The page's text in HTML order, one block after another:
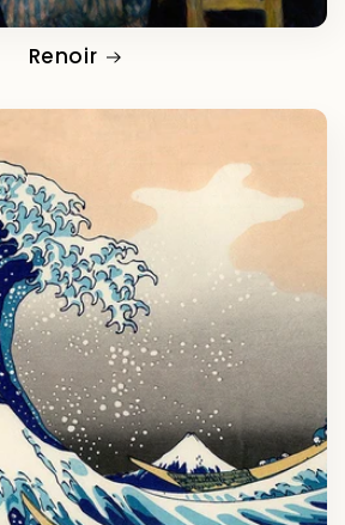
Renoir